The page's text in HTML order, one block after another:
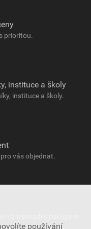
používání
prioritou.
instituce a školy
instituce a školy.
vás objednat.